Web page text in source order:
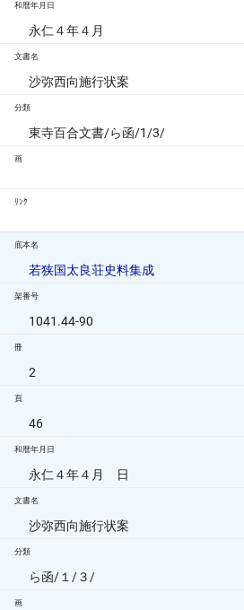
和暦年月日
永仁４年４月
文書名
沙弥西向施行状案
分類
東寺百合文書/ら函/1/3/
画
ﾘﾝｸ
底本名
若狭国太良荘史料集成
架番号
1041.44-90
冊
2
頁
46
和暦年月日
永仁４年４月 日
文書名
沙弥西向施行状案
分類
ら函/１/３/
画